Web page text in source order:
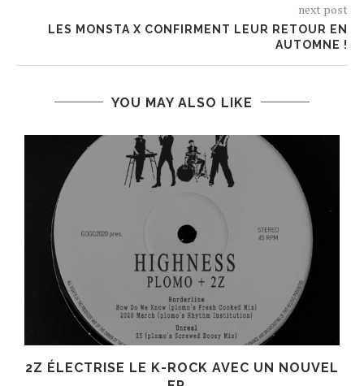
next post
LES MONSTA X CONFIRMENT LEUR RETOUR EN
AUTOMNE !
YOU MAY ALSO LIKE
2Z ÉLECTRISE LE K-ROCK AVEC UN NOUVEL